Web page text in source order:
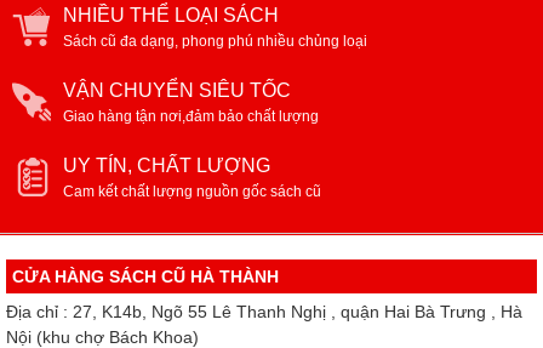
NHIỀU THỂ LOẠI SÁCH
Sách cũ đa dạng, phong phú nhiều chủng loại
VẬN CHUYỂN SIÊU TỐC
Giao hàng tận nơi,đảm bảo chất lượng
UY TÍN, CHẤT LƯỢNG
Cam kết chất lượng nguồn gốc sách cũ
CỬA HÀNG SÁCH CŨ HÀ THÀNH
Địa chỉ : 27, K14b, Ngõ 55 Lê Thanh Nghị , quận Hai Bà Trưng , Hà
Nội (khu chợ Bách Khoa)